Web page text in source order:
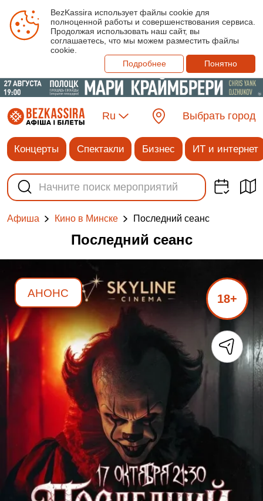
BezKassira использует файлы cookie для
полноценной работы и совершенствования сервиса.
Продолжая использовать наш сайт, вы
соглашаетесь, что мы можем разместить файлы
cookie.
Подробнее
Понятно
Ru Выбрать город
Концерты Спектакли Бизнес ИТ и интернет
Афиша Кино в Минске Последний сеанс
Последний сеанс
АНОНС 18+